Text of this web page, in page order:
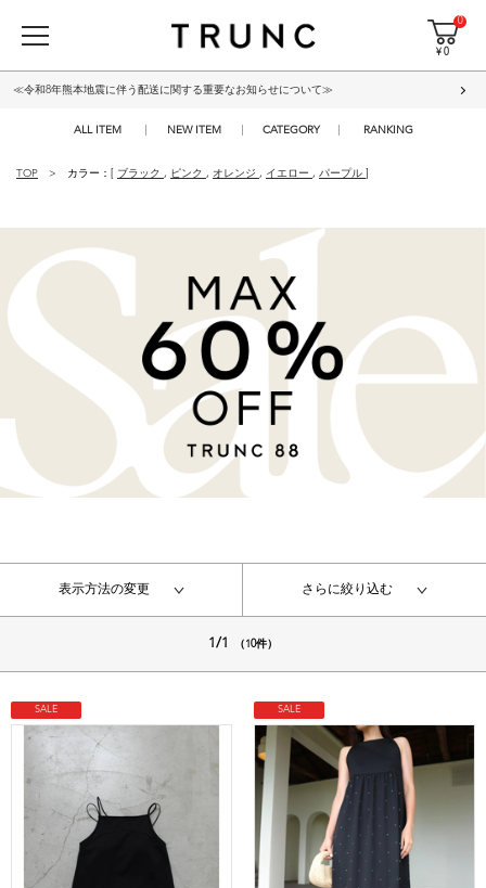
0
¥ 0
≪令和8年熊本地震に伴う配送に関する重要なお知らせについて≫
ALL ITEM NEW ITEM CATEGORY RANKING
TOP カラー：[ ブラック , ピンク , オレンジ , イエロー , パープル
表示方法の変更 さらに絞り込む
1/1 （10件）
SALE SALE